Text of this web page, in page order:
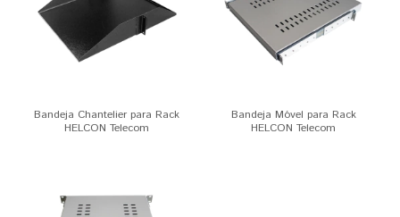
Bandeja Chantelier para Rack
HELCON Telecom
Bandeja Móvel para Rack
HELCON Telecom